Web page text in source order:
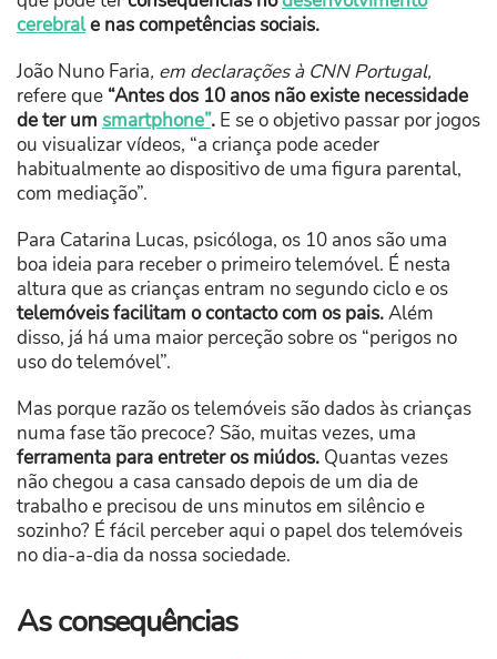
cerebrale nas competências sociais.
João Nuno Faria, em declarações à CNN Portugal,
refere que “Antes dos 10 anos não existe necessidade
de ter um smartphone”. E se o objetivo passar por jogos
ou visualizar vídeos, “a criança pode aceder
habitualmente ao dispositivo de uma figura parental,
com mediação”.
Para Catarina Lucas, psicóloga, os 10 anos são uma
boa ideia para receber o primeiro telemóvel. É nesta
altura que as crianças entram no segundo ciclo e os
telemóveis facilitam o contacto com os pais.Além
disso, já há uma maior perceção sobre os “perigos no
uso do telemóvel”.
Mas porque razão os telemóveis são dados às crianças
numa fase tão precoce? São, muitas vezes, uma
ferramenta para entreter os miúdos. Quantas vezes
não chegou a casa cansado depois de um dia de
trabalho e precisou de uns minutos em silêncio e
sozinho? É fácil perceber aqui o papel dos telemóveis
no dia-a-dia da nossa sociedade.
As consequências